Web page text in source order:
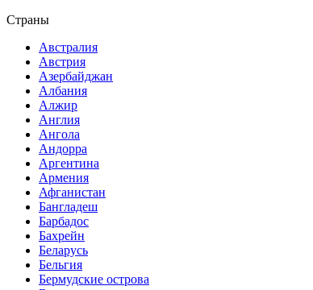
Страны
Австралия
Австрия
Азербайджан
Албания
Алжир
Англия
Ангола
Андорра
Аргентина
Армения
Афганистан
Бангладеш
Барбадос
Бахрейн
Беларусь
Бельгия
Бермудские острова